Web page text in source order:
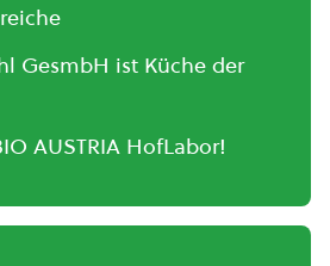
GesmbH ist Küche der
AUSTRIA HofLabor!